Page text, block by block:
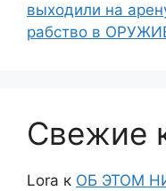
выходили на
рабство в
Свежие
Lora к ОБ ЭТОМ